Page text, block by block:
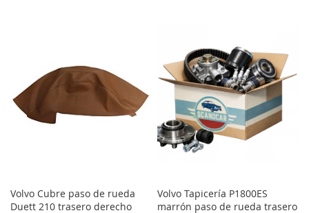
LIST
Volvo Cubre paso de rueda
Duett 210 trasero derecho
Volvo Tapicería P1800ES
marrón paso de rueda trasero